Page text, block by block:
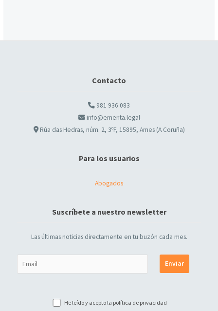
Contacto
981 936 083
info@emerita.legal
Rúa das Hedras, núm. 2, 3ºF, 15895, Ames (A Coruña)
Para los usuarios
Abogados
Suscríbete a nuestro newsletter
Las últimas noticias directamente en tu buzón cada mes.
He leído y acepto la política de privacidad